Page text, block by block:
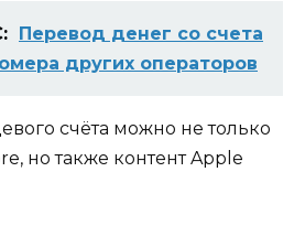
Перевод денег со счета
других операторов
счёта можно не только
но также контент Apple